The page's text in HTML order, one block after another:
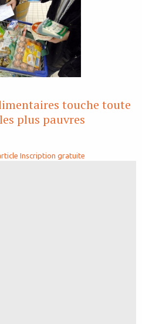
touche toute
plus pauvres
Inscription gratuite